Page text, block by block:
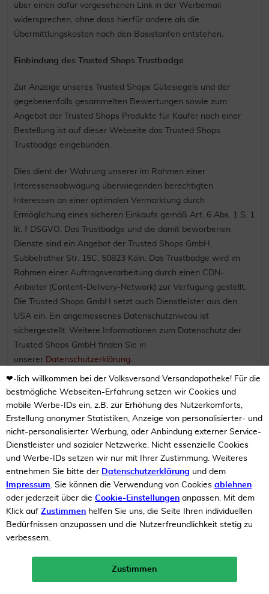
10%
Neukunden-Rabatt ab 49€!
mehr erfahren >
über einen dafür vorgesehenen Link in der Werbemail
widersprechen, ohne dass hierfür andere als die
Übermittlungskosten nach den Basistarifen entstehen.
Einbindung des Trusted Shops Trustbadge
Zur Anzeige unseres Trusted Shops Gütesiegels und der
gegebenenfalls gesammelten Bewertungen sowie zum
Angebot der Trusted Shops Produkte für Käufer nach einer
Bestellung ist auf dieser Webseite das Trusted Shops
Trustbadge eingebunden.
Dies dient der Wahrung unserer im Rahmen einer
Interessensabwägung überwiegenden berechtigten
Interessen an einer optimalen Vermarktung durch
Ermöglichung eines sicheren Einkaufs gemäß Art. 6 Abs. 1 S. 1
lit. f DSGVO. Das Trustbadge und die damit beworbenen
Dienste sind ein Angebot der Trusted Shops GmbH,
Subbelrather Str. 15C, 50823 Köln. Das Trustbadge wird im
Rahmen einer Auftragsverarbeitung durch einen CDN-
Anbieter (Content-Delivery-Network) zur Verfügung gestellt.
Die Trusted Shops GmbH setzt auch Dienstleister aus den
USA ein. Ein angemessenes Datenschutzniveau ist
sichergestellt. Weitere Informationen zum Datenschutz der
Trusted Shops GmbH finden Sie in
unserer Datenschutzerklärung.
Bei dem Aufruf des Trustbadge speichert der Webserver
automatisch ein sogenanntes Server-Logfile, das auch Ihre IP-
Adresse, Datum und Uhrzeit des Abrufs, übertragene
Datenmenge und den anfragenden Provider (Zugriffsdaten)
enthält und den Abruf dokumentiert. Einzelne Zugriffsdaten
werden für die Analyse von Sicherheitsauffälligkeiten in einer
Sicherheitsdatenbank gespeichert. Die Logfiles werden
spätestens 90 Tage nach Erstellung automatisch gelöscht.
Weitere personenbezogene Daten werden an die Trusted
Shops GmbH übertragen, wenn Sie sich nach Abschluss einer
Bestellung für die Nutzung von Trusted Shops Produkten
entscheiden oder sich bereits für die Nutzung registriert
haben. Es gilt die zwischen Ihnen und Trusted Shops
❤-lich willkommen bei der Volksversand Versandapotheke! Für die
bestmögliche Webseiten-Erfahrung setzen wir Cookies und
mobile Werbe-IDs ein, z.B. zur Erhöhung des Nutzerkomforts,
Erstellung anonymer Statistiken, Anzeige von personalisierter- und
nicht-personalisierter Werbung, oder Anbindung externer Service-
Dienstleister und sozialer Netzwerke. Nicht essenzielle Cookies
und Werbe-IDs setzen wir nur mit Ihrer Zustimmung. Weiteres
entnehmen Sie bitte der Datenschutzerklärung und dem
Impressum. Sie können die Verwendung von Cookies ablehnen
oder jederzeit über die Cookie-Einstellungen anpassen. Mit dem
Klick auf Zustimmen helfen Sie uns, die Seite Ihren individuellen
Bedürfnissen anzupassen und die Nutzerfreundlichkeit stetig zu
verbessern.
Zustimmen